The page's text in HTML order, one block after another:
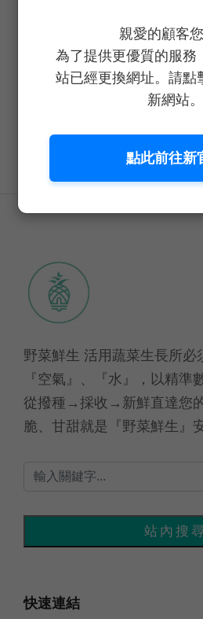
親愛的顧客您
為了提供更優質的服務
站已經更換網址。請點
新網站。
點此前往新
安心蔬菜 我們的承諾與專
您手中保證超新鮮爽脆，
心，健康、新鮮、美味無
野菜鮮生 活用蔬菜生長所必
『空氣』、『水』，以精準
從撥種→採收→新鮮直達您
脆、甘甜就是『野菜鮮生』
快速連結